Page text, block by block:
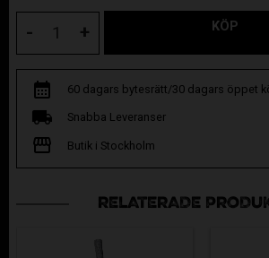
+
- KÖP
60 dagars bytesrätt/30 dagars öppet
Snabba Leveranser
Butik i Stockholm
RELATERADE